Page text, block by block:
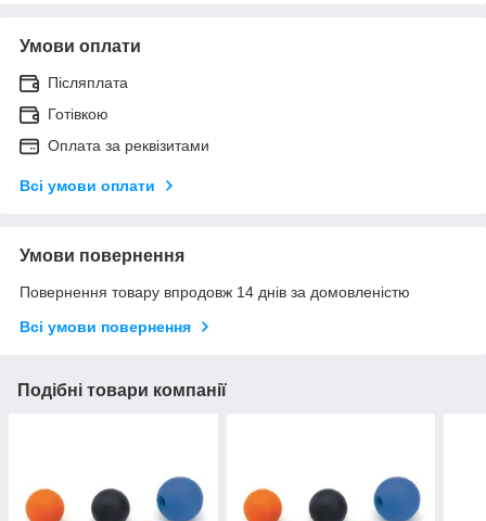
Умови оплати
Післяплата
Готівкою
Оплата за реквізитами
Всі умови оплати
Умови повернення
Повернення товару впродовж 14 днів за домовленістю
Всі умови повернення
Подібні товари компанії